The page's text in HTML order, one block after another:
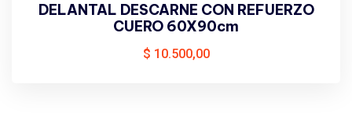
DELANTAL DESCARNE CON REFUERZO
CUERO 60X90cm
$ 10.500,00